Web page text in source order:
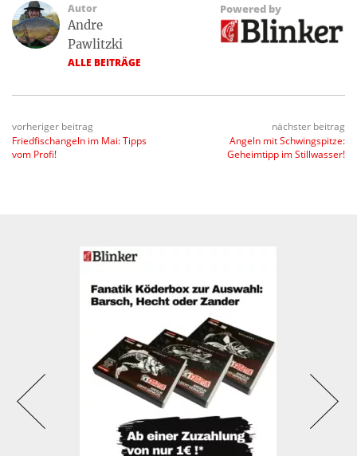
Autor
Andre
Pawlitzki
ALLE BEITRÄGE
Powered by
vorheriger beitrag
Friedfischangeln im Mai: Tipps
vom Profi!
nächster beitrag
Angeln mit Schwingspitze:
Geheimtipp im Stillwasser!